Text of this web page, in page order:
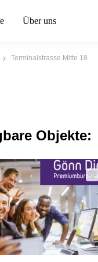
Über uns
Terminalstrasse Mitte 18
Objekte: